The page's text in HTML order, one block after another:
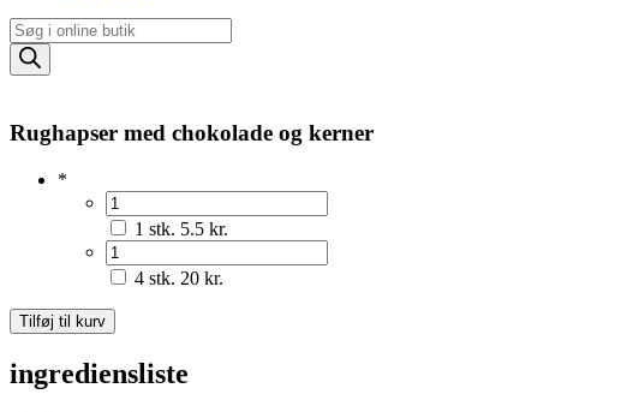
Products
search
Rughapser med chokolade og kerner
*
1 stk. 5.5 kr.
4 stk. 20 kr.
Rughapser
med
chokolade
og
Tilføj til kurv
ingrediensliste